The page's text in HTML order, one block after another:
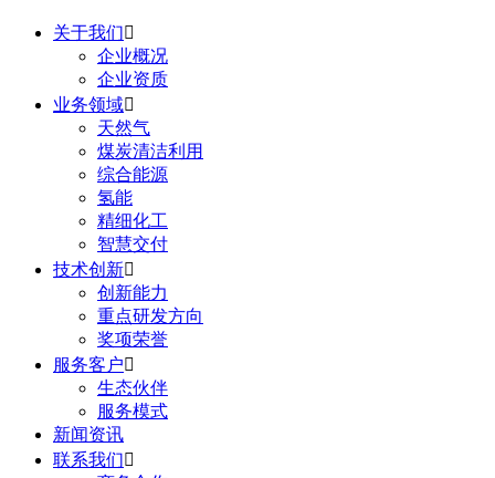
关于我们
企业概况
企业资质
业务领域
天然气
煤炭清洁利用
综合能源
氢能
精细化工
智慧交付
技术创新
创新能力
重点研发方向
奖项荣誉
服务客户
生态伙伴
服务模式
新闻资讯
联系我们